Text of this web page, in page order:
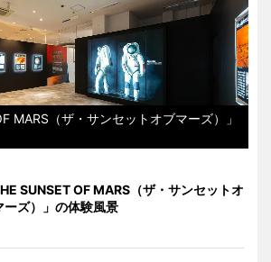
MARS（ザ・サンセットオブマーズ）」
SUNSET OF MARS（ザ・サンセットオ
ーズ）」の体験風景